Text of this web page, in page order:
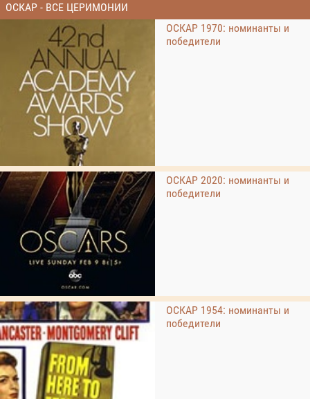
ОСКАР - ВСЕ ЦЕРИМОНИИ
ОСКАР 1970: номинанты и
победители
ОСКАР 2020: номинанты и
победители
ОСКАР 1954: номинанты и
победители